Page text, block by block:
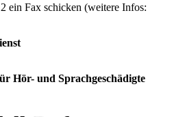
ein Fax schicken (weitere Infos:
Hör- und Sprachgeschädigte